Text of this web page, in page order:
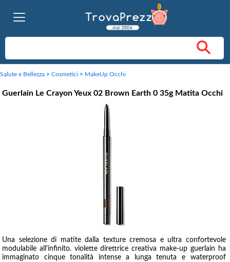
Salute e Bellezza > Cosmetici > MakeUp Occhi
Guerlain Le Crayon Yeux 02 Brown Earth 0 35g Matita Occhi
Una selezione di matite dalla texture cremosa e ultra confortevole
modulabile all'infinito. violette direttrice creativa make-up guerlain ha
immaginato cinque tonalità intense a lunga tenuta e waterproof